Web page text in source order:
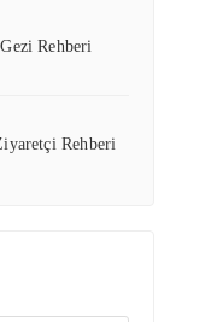
Rehberi
Rehberi